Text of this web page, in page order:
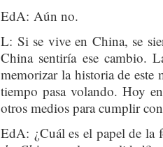
EdA: Aún no.
L: Si se vive en China, se
China sentiría ese cambio.
memorizar la historia de
tiempo pasa volando. Hoy
otros medios para cumplir
EdA: ¿Cuál es el papel de